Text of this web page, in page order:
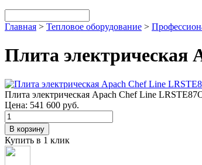
Главная > Тепловое оборудование >
Плита электрическая
Плита электрическая Apach Chef Line
Цена: 541 600 руб.
В корзину
Купить в 1 клик